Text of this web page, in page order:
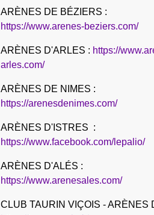
ARÈNES DE BÉZIERS :
https://www.arenes-beziers.com/
ARÈNES D'ARLES : https://
arles.com/
ARÈNES DE NIMES :
https://arenesdenimes.com/
ARÈNES D'ISTRES :
https://www.facebook.com/lepalio/
ARÈNES D'ALÉS :
https://www.arenesales.com/
CLUB TAURIN VIÇOIS - ARÈNES